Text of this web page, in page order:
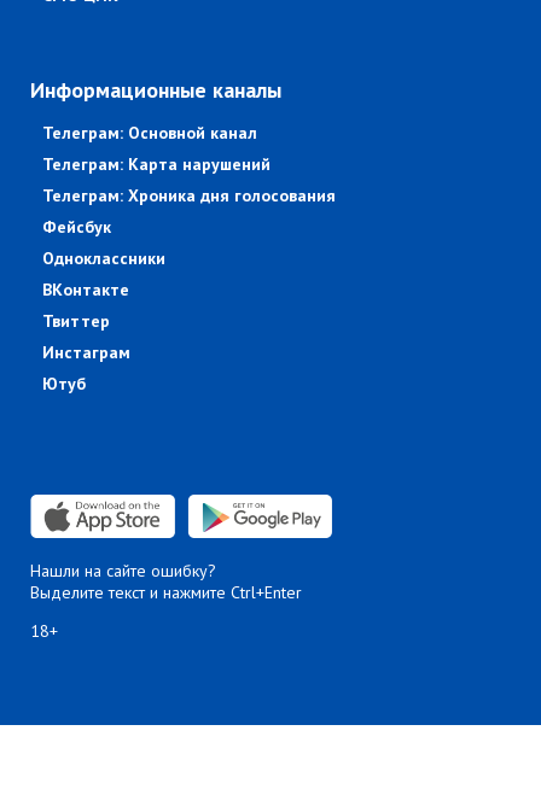
Информационные каналы
Телеграм: Основной канал
Телеграм: Карта нарушений
Телеграм: Хроника дня голосования
Фейсбук
Одноклассники
ВКонтакте
Твиттер
Инстаграм
Ютуб
Нашли на сайте ошибку?
Выделите текст и нажмите Ctrl+Enter
18+